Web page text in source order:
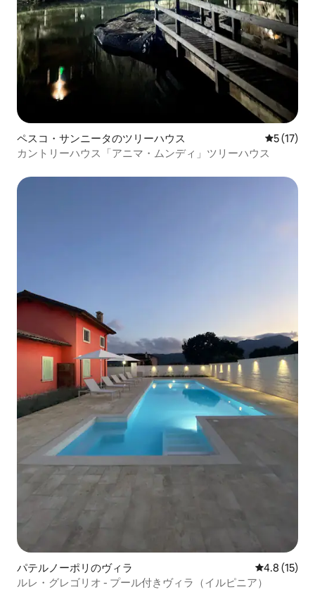
ペスコ・サンニータのツリーハウス レビュー
5 (17)
カントリーハウス「アニマ・ムンディ」ツリーハウス
パテルノーポリのヴィラ レビュー15
4.8 (15)
ルレ・グレゴリオ - プール付きヴィラ（イルピニア）